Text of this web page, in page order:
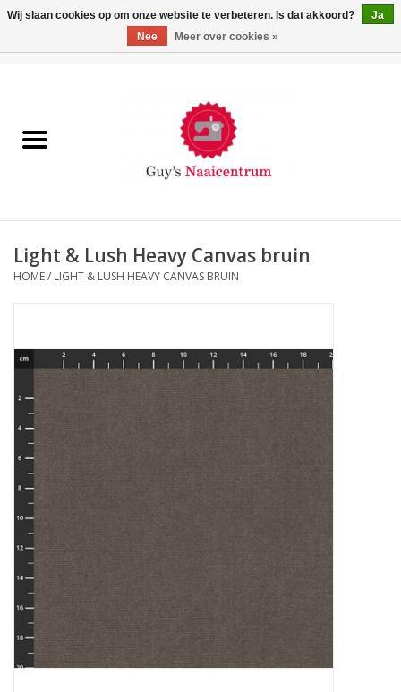
Machines
Opbergsystemen
Hobby/Knutselen
Stoffen
Breien en haken
Handwerk
Workshop
Light & Lush Heavy Canvas bruin
HOME/ LIGHT & LUSH HEAVY CANVAS BRUIN
Wij slaan cookies op om onze website te verbeteren. Is dat akkoord?
Ja
Nee
Meer over cookies »